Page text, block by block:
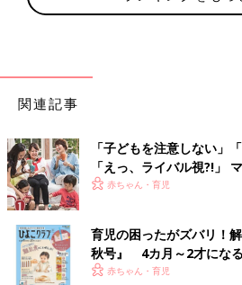
スっと笑えるエピソードです。
関連記事
「子どもを注意しない」
「えっ、ライバル視?!」
ピソード
赤ちゃん・育児
育児の困ったがズバリ！
秋号』 4カ月～2才にな
いっぱい！
赤ちゃん・育児